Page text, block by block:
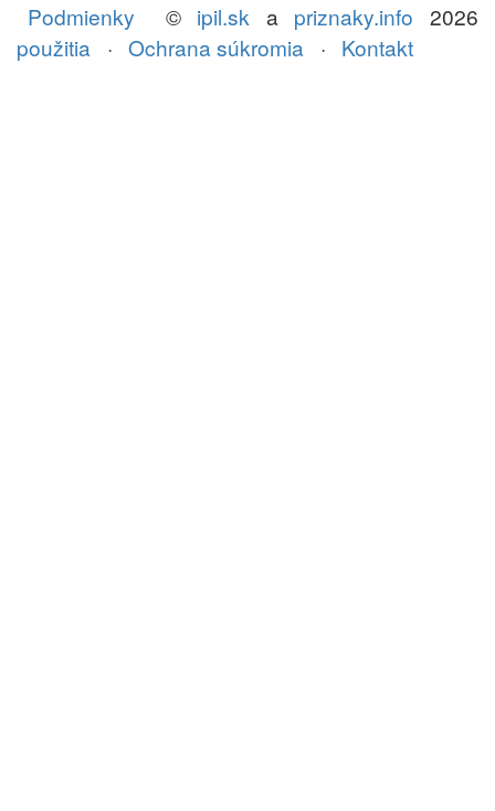
© ipil.sk a priznaky.info 2026
Podmienky
použitia · Ochrana súkromia · Kontakt